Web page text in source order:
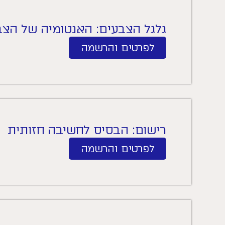
גלגל הצבעים: האנטומיה של
לפרטים והרשמה
רישום: הבסיס לחשיבה חזותית
לפרטים והרשמה